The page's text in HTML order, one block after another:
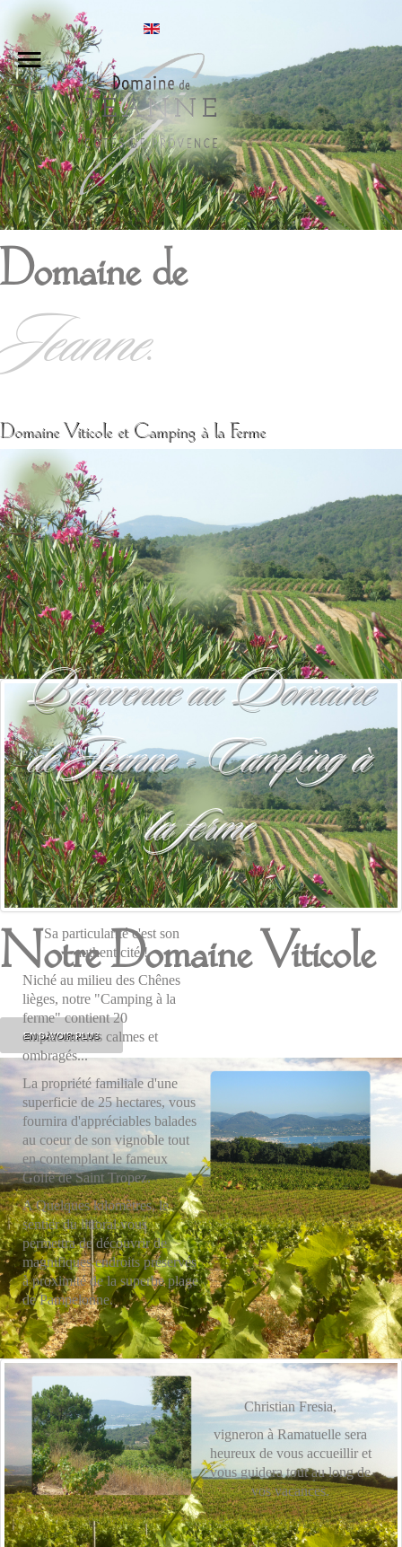
Accueil
Le Camping
Les Appartements
Notre Domaine Viticole
Tarification
Accès
Nous Contacter
Domaine de
Jeanne.
Domaine Viticole et Camping à la Ferme
Notre Domaine Viticole
EN SAVOIR PLUS
Bienvenue au Domaine
de Jeanne - Camping à
la ferme
Sa particularité c'est son
authenticité !
Niché au milieu des Chênes
lièges, notre "Camping à la
ferme" contient 20
emplacements calmes et
ombragés...
La propriété familiale d'une
superficie de 25 hectares, vous
fournira d'appréciables balades
au coeur de son vignoble tout
en contemplant le fameux
Golfe de Saint Tropez.
A Quelques kilomètres, le
sentier du littoral vous
permettra de découvrir de
magnifiques endroits préservés
à proximité de la superbe plage
de Pampelonne.
Christian Fresia,
vigneron à Ramatuelle sera
heureux de vous accueillir et
vous guidera tout au long de
vos vacances.